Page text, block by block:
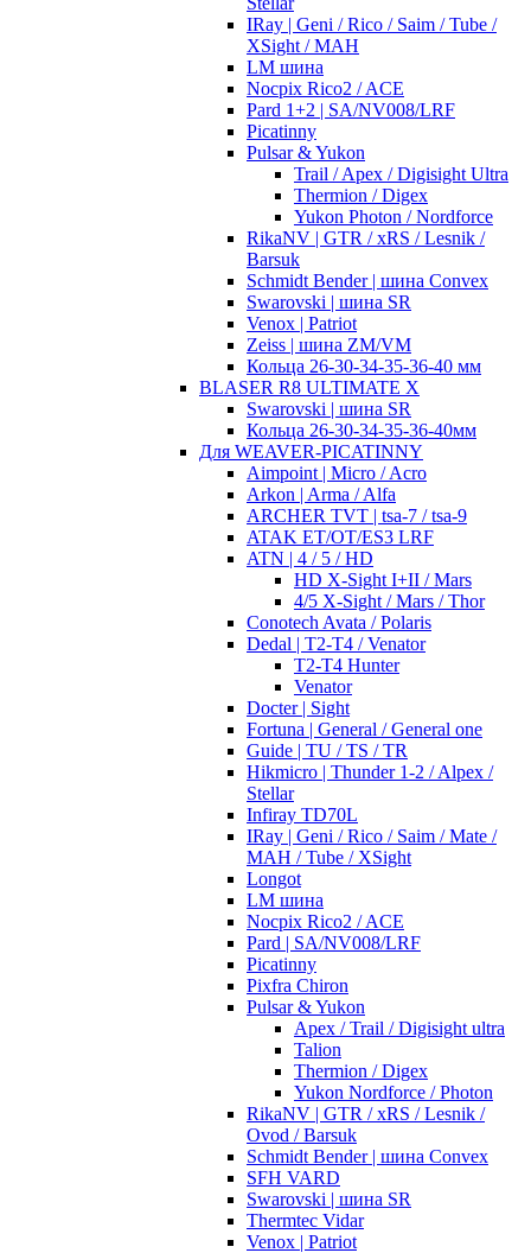
IRay | Geni / Rico / Saim / Tube /
XSight / MAH
LM шина
Nocpix Rico2 / ACE
Pard 1+2 | SA/NV008/LRF
Picatinny
Pulsar & Yukon
Trail / Apex / Digisight Ultra
Thermion / Digex
Yukon Photon / Nordforce
RikaNV | GTR / xRS / Lesnik /
Barsuk
Schmidt Bender | шина Convex
Swarovski | шина SR
Venox | Patriot
Zeiss | шина ZM/VM
Кольца 26-30-34-35-36-40 мм
BLASER R8 ULTIMATE X
Swarovski | шина SR
Кольца 26-30-34-35-36-40мм
Для WEAVER-PICATINNY
Aimpoint | Micro / Acro
Arkon | Arma / Alfa
ARCHER TVT | tsa-7 / tsa-9
ATAK ET/OT/ES3 LRF
ATN | 4 / 5 / HD
HD X-Sight I+II / Mars
4/5 X-Sight / Mars / Thor
Conotech Avata / Polaris
Dedal | T2-T4 / Venator
T2-T4 Hunter
Venator
Docter | Sight
Fortuna | General / General one
Guide | TU / TS / TR
Hikmicro | Thunder 1-2 / Alpex /
Stellar
Infiray TD70L
IRay | Geni / Rico / Saim / Mate /
MAH / Tube / XSight
Longot
LM шина
Nocpix Rico2 / ACE
Pard | SA/NV008/LRF
Picatinny
Pixfra Chiron
Pulsar & Yukon
Apex / Trail / Digisight ultra
Talion
Thermion / Digex
Yukon Nordforce / Photon
RikaNV | GTR / xRS / Lesnik /
Ovod / Barsuk
Schmidt Bender | шина Convex
SFH VARD
Swarovski | шина SR
Thermtec Vidar
Venox | Patriot